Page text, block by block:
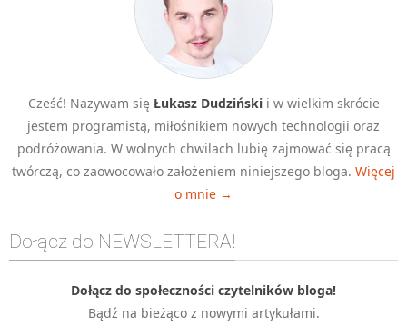
Cześć! Nazywam się Łukasz Dudzińskii w wielkim skrócie
jestem programistą, miłośnikiem nowych technologii oraz
podróżowania. W wolnych chwilach lubię zajmować się pracą
twórczą, co zaowocowało założeniem niniejszego bloga. Więcej
o mnie →
Dołącz do NEWSLETTERA!
Dołącz do społeczności czytelników bloga!
Bądź na bieżąco z nowymi artykułami.